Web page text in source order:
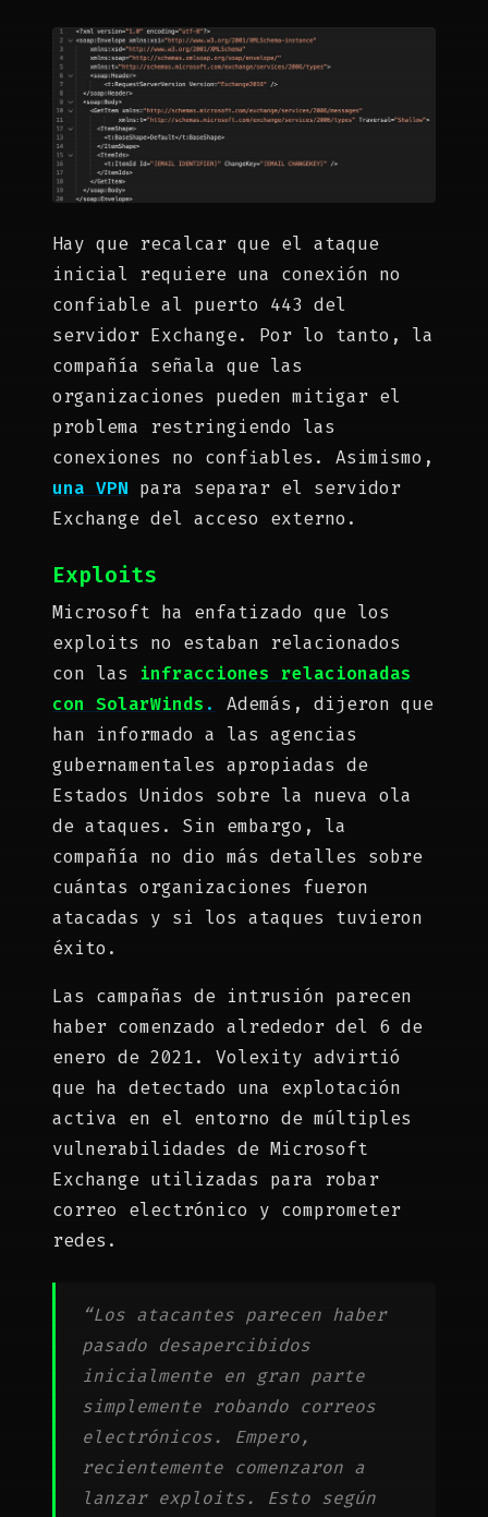
Hay que recalcar que el ataque
inicial requiere una conexión no
confiable al puerto 443 del
servidor Exchange. Por lo tanto, la
compañía señala que las
organizaciones pueden mitigar el
problema restringiendo las
conexiones no confiables. Asimismo,
una VPN para separar el servidor
Exchange del acceso externo.
Exploits
Microsoft ha enfatizado que los
exploits no estaban relacionados
con las infracciones relacionadas
con SolarWinds .
Además, dijeron que
han informado a las agencias
gubernamentales apropiadas de
Estados Unidos sobre la nueva ola
de ataques. Sin embargo, la
compañía no dio más detalles sobre
cuántas organizaciones fueron
atacadas y si los ataques tuvieron
éxito.
Las campañas de intrusión parecen
haber comenzado alrededor del 6 de
enero de 2021. Volexity advirtió
que ha detectado una explotación
activa en el entorno de múltiples
vulnerabilidades de Microsoft
Exchange utilizadas para robar
correo electrónico y comprometer
redes.
“Los atacantes parecen haber
pasado desapercibidos
inicialmente en gran parte
simplemente robando correos
electrónicos. Empero,
recientemente comenzaron a
lanzar exploits. Esto según